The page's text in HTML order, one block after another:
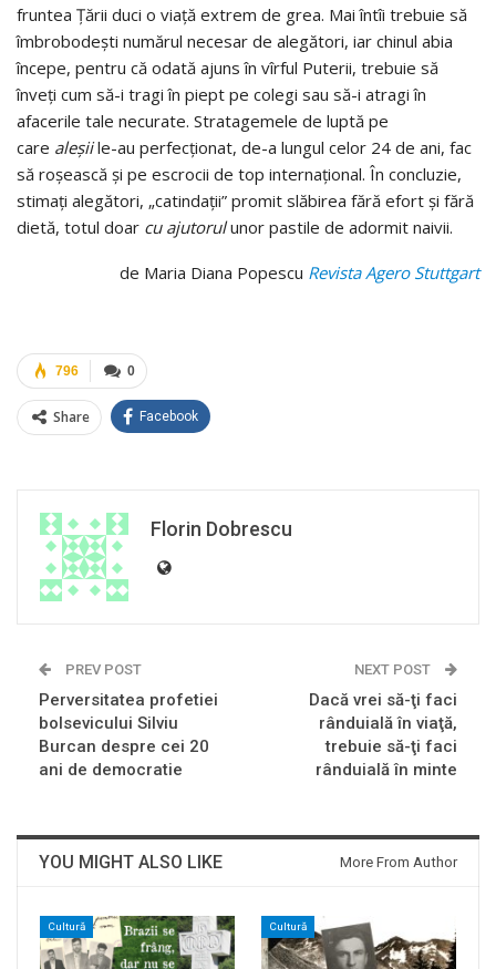
fruntea Ţării duci o viaţă extrem de grea. Mai întîi trebuie să
îmbrobodeşti numărul necesar de alegători, iar chinul abia
începe, pentru că odată ajuns în vîrful Puterii, trebuie să
înveţi cum să-i tragi în piept pe colegi sau să-i atragi în
afacerile tale necurate. Stratagemele de luptă pe
care aleşiile-au perfecţionat, de-a lungul celor 24 de ani, fac
să roşească şi pe escrocii de top internaţional. În concluzie,
stimaţi alegători, „catindaţii” promit slăbirea fără efort şi fără
dietă, totul doar cu ajutorulunor pastile de adormit naivii.
de Maria Diana Popescu Revista Agero Stuttgart
0
796
Share Facebook
Florin Dobrescu
PREV POST
Perversitatea profetiei
bolsevicului Silviu
Burcan despre cei 20
ani de democratie
NEXT POST
Dacă vrei să-ţi faci
rânduială în viaţă,
trebuie să-ţi faci
rânduială în minte
YOU MIGHT ALSO LIKE More From Author
Cultură Cultură